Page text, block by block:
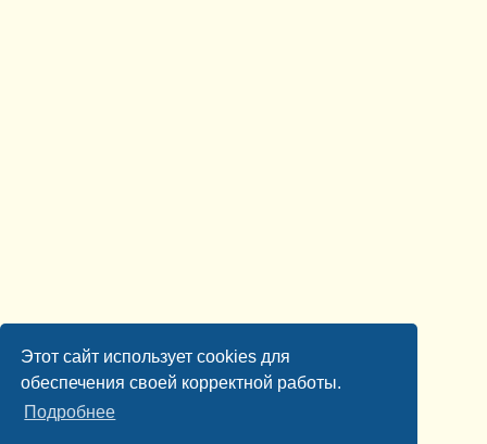
Этот сайт использует cookies для
обеспечения своей корректной работы.
Подробнее